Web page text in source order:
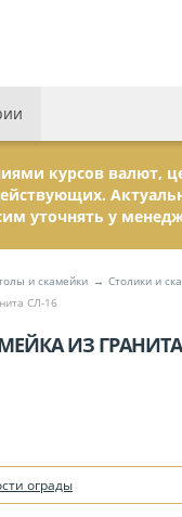
курсов валют,
уточнять у
и скамейки
Столики и
СЛ-16
ИЗ ГРАНИТА
ограды